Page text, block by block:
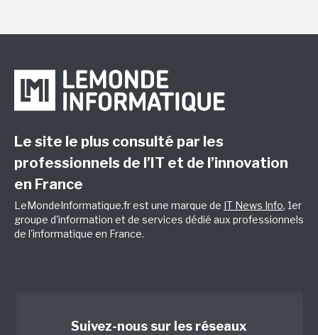
Le site le plus consulté par les
professionnels de l’IT et de l’innovation
en France
LeMondeInformatique.fr est une marque de IT News Info, 1er
groupe d'information et de services dédié aux professionnels
de l'informatique en France.
Suivez-nous sur les réseaux